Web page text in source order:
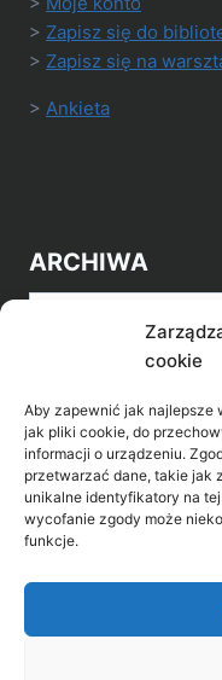
cookie
Aby zapewnić jak najlepsze
jak pliki cookie, do
informacji o urządzeniu.
przetwarzać dane, takie jak
unikalne identyfikatory na
wycofanie zgody może
funkcje.
> Zapisz się do
> Zapisz się na
> Ankieta
ARCHIWA
Archiwa
POZNAJ LEPIEJ
>Gołdap Mazurski